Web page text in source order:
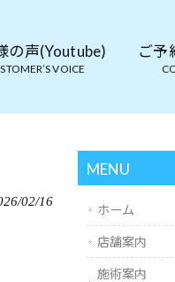
の声(Youtube)
VOICE
ご予
02/16
MENU
ホーム
店舗案内
施術案内